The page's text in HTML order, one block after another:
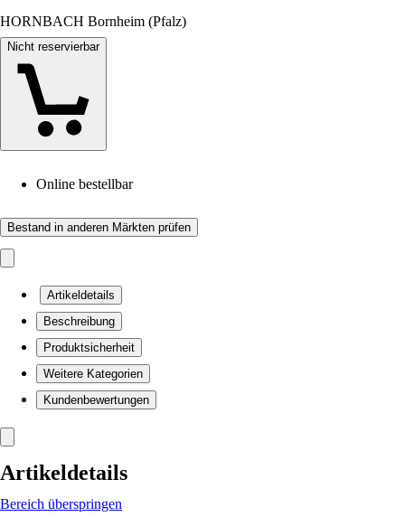
HORNBACH Bornheim (Pfalz)
Nicht reservierbar
Online bestellbar
Bestand in anderen Märkten prüfen
Artikeldetails
Beschreibung
Produktsicherheit
Weitere Kategorien
Kundenbewertungen
Artikeldetails
Bereich überspringen